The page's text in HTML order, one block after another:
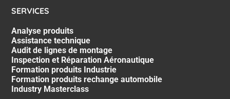
SERVICES
Analyse produits
Assistance technique
Audit de lignes de montage
Inspection et Réparation Aéronautique
Formation produits Industrie
Formation produits rechange automobile
Industry Masterclass